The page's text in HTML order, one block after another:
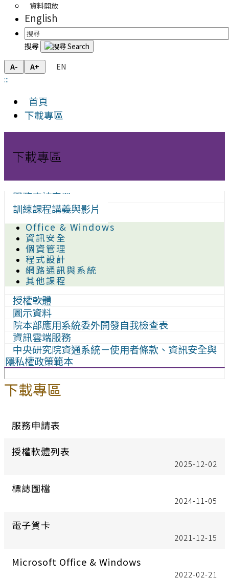
資料開放
English
搜尋
A- A+
EN
:::
首頁
下載專區
下載專區
服務申請表單
訓練課程講義與影片
Office & Windows
資訊安全
個資管理
程式設計
網路通訊與系統
其他課程
授權軟體
圖示資料
院本部應用系統委外開發自我檢查表
資訊雲端服務
中央研究院資通系統－使用者條款、資訊安全與
隱私權政策範本
下載專區
服務申請表
授權軟體列表
2025-12-02
標誌圖檔
2024-11-05
電子賀卡
2021-12-15
Microsoft Office & Windows
2022-02-21